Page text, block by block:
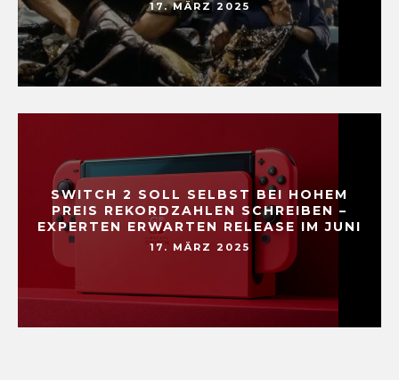
17. MÄRZ 2025
SWITCH 2 SOLL SELBST BEI HOHEM
PREIS REKORDZAHLEN SCHREIBEN –
EXPERTEN ERWARTEN RELEASE IM JUNI
17. MÄRZ 2025